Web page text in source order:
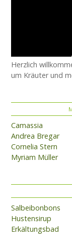
Herzlich
um Kräuter und
Camassia
Andrea Bregar
Cornelia Stern
Myriam Müller
Salbeibonbons
Hustensirup
Erkältungsbad